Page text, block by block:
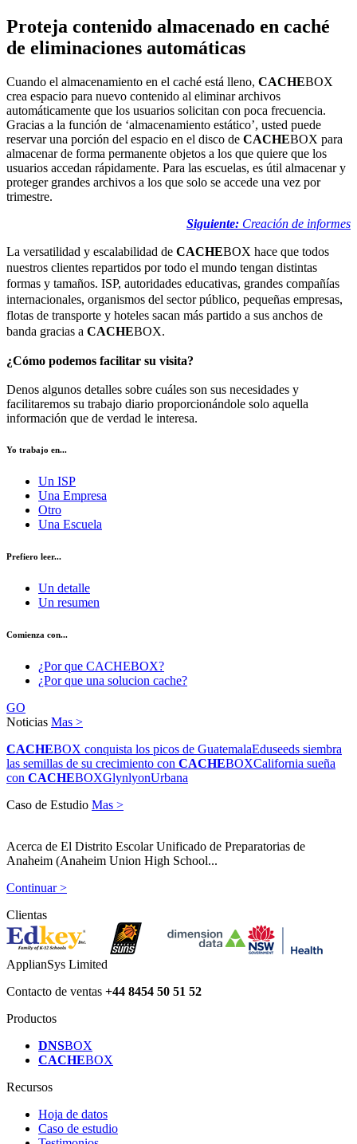
Proteja contenido almacenado en caché
de eliminaciones automáticas
Cuando el almacenamiento en el caché está lleno, CACHEBOX
crea espacio para nuevo contenido al eliminar archivos
automáticamente que los usuarios solicitan con poca frecuencia.
Gracias a la función de ‘almacenamiento estático’, usted puede
reservar una porción del espacio en el disco de CACHEBOX para
almacenar de forma permanente objetos a los que quiere que los
usuarios accedan rápidamente. Para las escuelas, es útil almacenar y
proteger grandes archivos a los que solo se accede una vez por
trimestre.
Siguiente: Creación de informes
La versatilidad y escalabilidad de CACHEBOX hace que todos
nuestros clientes repartidos por todo el mundo tengan distintas
formas y tamaños. ISP, autoridades educativas, grandes compañías
internacionales, organismos del sector público, pequeñas empresas,
flotas de transporte y hoteles sacan más partido a sus anchos de
banda gracias a CACHEBOX.
¿Cómo podemos facilitar su visita?
Denos algunos detalles sobre cuáles son sus necesidades y
facilitaremos su trabajo diario proporcionándole solo aquella
información que de verdad le interesa.
Yo trabajo en...
Un ISP
Una Empresa
Otro
Una Escuela
Prefiero leer...
Un detalle
Un resumen
Comienza con...
¿Por que CACHEBOX?
¿Por que una solucion cache?
GO
Noticias Mas >
CACHEBOX conquista los picos de GuatemalaEduseeds siembra
las semillas de su crecimiento con CACHEBOXCalifornia sueña
con CACHEBOXGlynlyonUrbana
Caso de Estudio Mas >
Acerca de El Distrito Escolar Unificado de Preparatorias de
Anaheim (Anaheim Union High School...
Continuar >
Clientas
ApplianSys Limited
Contacto de ventas +44 8454 50 51 52
Productos
DNSBOX
CACHEBOX
Recursos
Hoja de datos
Caso de estudio